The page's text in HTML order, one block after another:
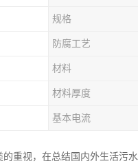
规格
防腐工艺
材料
材料厚度
基本电流
重视，在总结国内外生活污